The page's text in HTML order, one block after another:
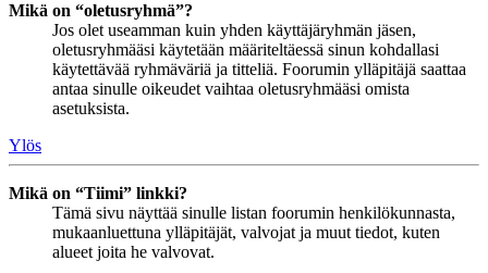
Mikä on “oletusryhmä”?
Jos olet useamman kuin yhden käyttäjäryhmän jäsen,
oletusryhmääsi käytetään määriteltäessä sinun kohdallasi
käytettävää ryhmäväriä ja titteliä. Foorumin ylläpitäjä saattaa
antaa sinulle oikeudet vaihtaa oletusryhmääsi omista
asetuksista.
Ylös
Mikä on “Tiimi” linkki?
Tämä sivu näyttää sinulle listan foorumin henkilökunnasta,
mukaanluettuna ylläpitäjät, valvojat ja muut tiedot, kuten
alueet joita he valvovat.